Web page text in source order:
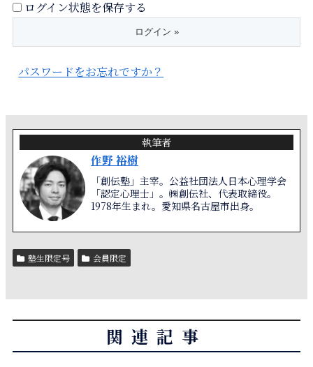
ログイン状態を保存する
パスワードをお忘れですか？
執筆者
作野 裕樹
「創伝塾」主宰。公益社団法人日本心理学会
「認定心理士」。㈱創伝社、代表取締役。
1978年生まれ。愛知県名古屋市出身。
塾生限定号 会員限定
関連記事